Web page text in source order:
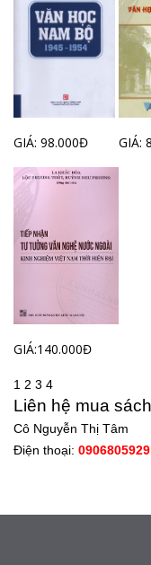
GIÁ: 98.000Đ GIÁ:
GIÁ:140.000Đ
1 2 3 4
Liên hệ mua
Cô Nguyễn Thị Tâm
Điện thoại: 0906805929